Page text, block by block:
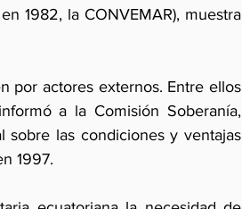
1982, la CONVEMAR), muestra
por actores externos. Entre ellos
a la Comisión Soberanía,
sobre las condiciones y ventajas
1997.